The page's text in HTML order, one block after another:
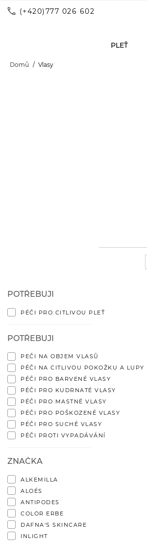
call (+420)777 026 602
PLEŤ
Domů Vlasy
POTŘEBUJI
PÉČI PRO CITLIVOU PLEŤ
POTŘEBUJI
PEČI NA OBJEM VLASŮ
PÉČI NA CITLIVOU POKOŽKU A LUPY
PÉČI PRO BARVENÉ VLASY
PÉČI PRO KUDRNATÉ VLASY
PÉČI PRO MASTNÉ VLASY
PÉČI PRO POŠKOZENÉ VLASY
PÉČI PRO SUCHÉ VLASY
PÉČI PROTI VYPADÁVÁNÍ
ZNAČKA
ALKEMILLA
ALOÉS
ANTIPODES
COLOR ERBE
DAFNA'S SKINCARE
INLIGHT